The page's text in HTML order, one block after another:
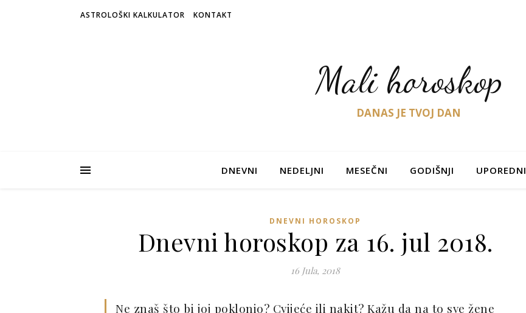
ASTROLOŠKI KALKULATOR KONTAKT
Mali horoskop
DANAS JE TVOJ DAN
DNEVNI NEDELJNI MESEČNI GODIŠNJI UPOREDNI
DNEVNI HOROSKOP
Dnevni horoskop za 16. jul 2018.
16 Jula, 2018
Ne znaš što bi joj poklonio? Cvijeće ili nakit? Kažu da na to sve žene